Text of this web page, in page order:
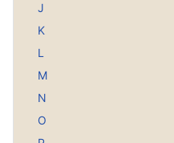
J
K
L
M
N
O